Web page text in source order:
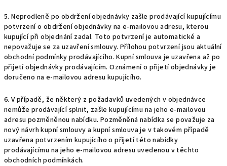
5. Neprodleně po obdržení objednávky zašle prodávající kupujícímu
potvrzení o obdržení objednávky na e-mailovou adresu, kterou
kupující při objednání zadal. Toto potvrzení je automatické a
nepovažuje se za uzavření smlouvy. Přílohou potvrzení jsou aktuální
obchodní podmínky prodávajícího. Kupní smlouva je uzavřena až po
přijetí objednávky prodávajícím. Oznámení o přijetí objednávky je
doručeno na e-mailovou adresu kupujícího.
6. V případě, že některý z požadavků uvedených v objednávce
nemůže prodávající splnit, zašle kupujícímu na jeho e-mailovou
adresu pozměněnou nabídku. Pozměněná nabídka se považuje za
nový návrh kupní smlouvy a kupní smlouva je v takovém případě
uzavřena potvrzením kupujícího o přijetí této nabídky
prodávajícímu na jeho e-mailovou adresu uvedenou v těchto
obchodních podmínkách.